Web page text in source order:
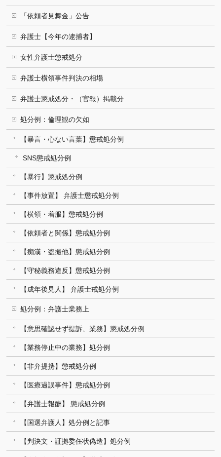
「依頼者見舞金」公告
弁護士【今年の逮捕者】
女性弁護士懲戒処分
弁護士横領事件判決の相場
弁護士懲戒処分・（官報）掲載分
処分例：倫理観の欠如
【暴言・心ない言葉】懲戒処分例
SNS懲戒処分例
【暴行】懲戒処分例
【事件放置】 弁護士懲戒処分例
【横領・着服】懲戒処分例
【依頼者と関係】懲戒処分例
【痴漢・盗撮他】懲戒処分例
【守秘義務違反】懲戒処分例
【成年後見人】 弁護士戒処分例
処分例：弁護士業務上
【意思確認せず提訴、業務】懲戒処分例
【業務停止中の業務】処分例
【非弁提携】懲戒処分例
【医療過誤事件】懲戒処分例
【弁護士報酬】 懲戒処分例
【国選弁護人】処分例と記事
【判決文・証拠委任状偽造】処分例